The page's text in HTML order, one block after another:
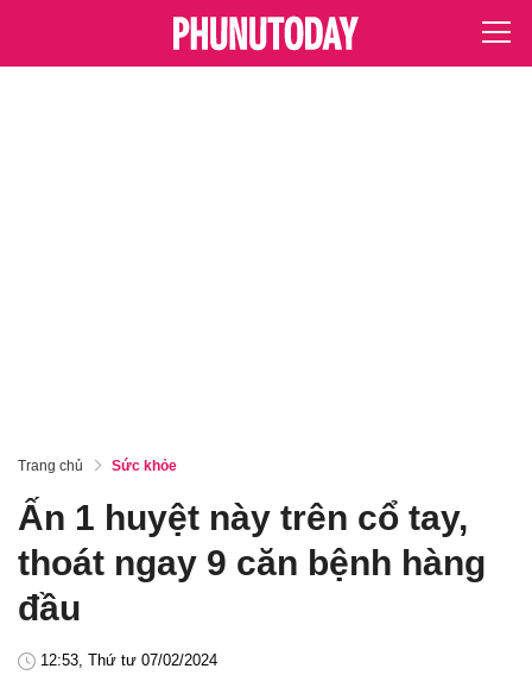
Trang chủ Sức khỏe
Ấn 1 huyệt này trên cổ tay,
thoát ngay 9 căn bệnh hàng
đầu
12:53, Thứ tư 07/02/2024